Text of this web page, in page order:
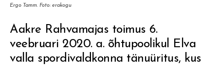
Ergo Tamm. Foto: erakogu
Aakre Rahvamajas toimus 6.
veebruari 2020. a. õhtupoolikul Elva
valla spordivaldkonna tänuüritus, kus